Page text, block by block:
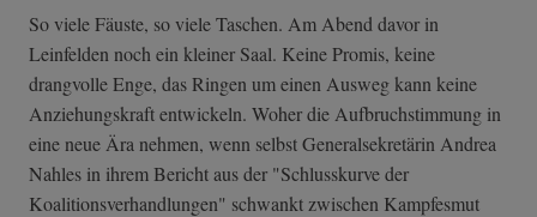
So viele Fäuste, so viele Taschen. Am Abend davor in
Leinfelden noch ein kleiner Saal. Keine Promis, keine
drangvolle Enge, das Ringen um einen Ausweg kann keine
Anziehungskraft entwickeln. Woher die Aufbruchstimmung in
eine neue Ära nehmen, wenn selbst Generalsekretärin Andrea
Nahles in ihrem Bericht aus der "Schlusskurve der
Koalitionsverhandlungen" schwankt zwischen Kampfesmut